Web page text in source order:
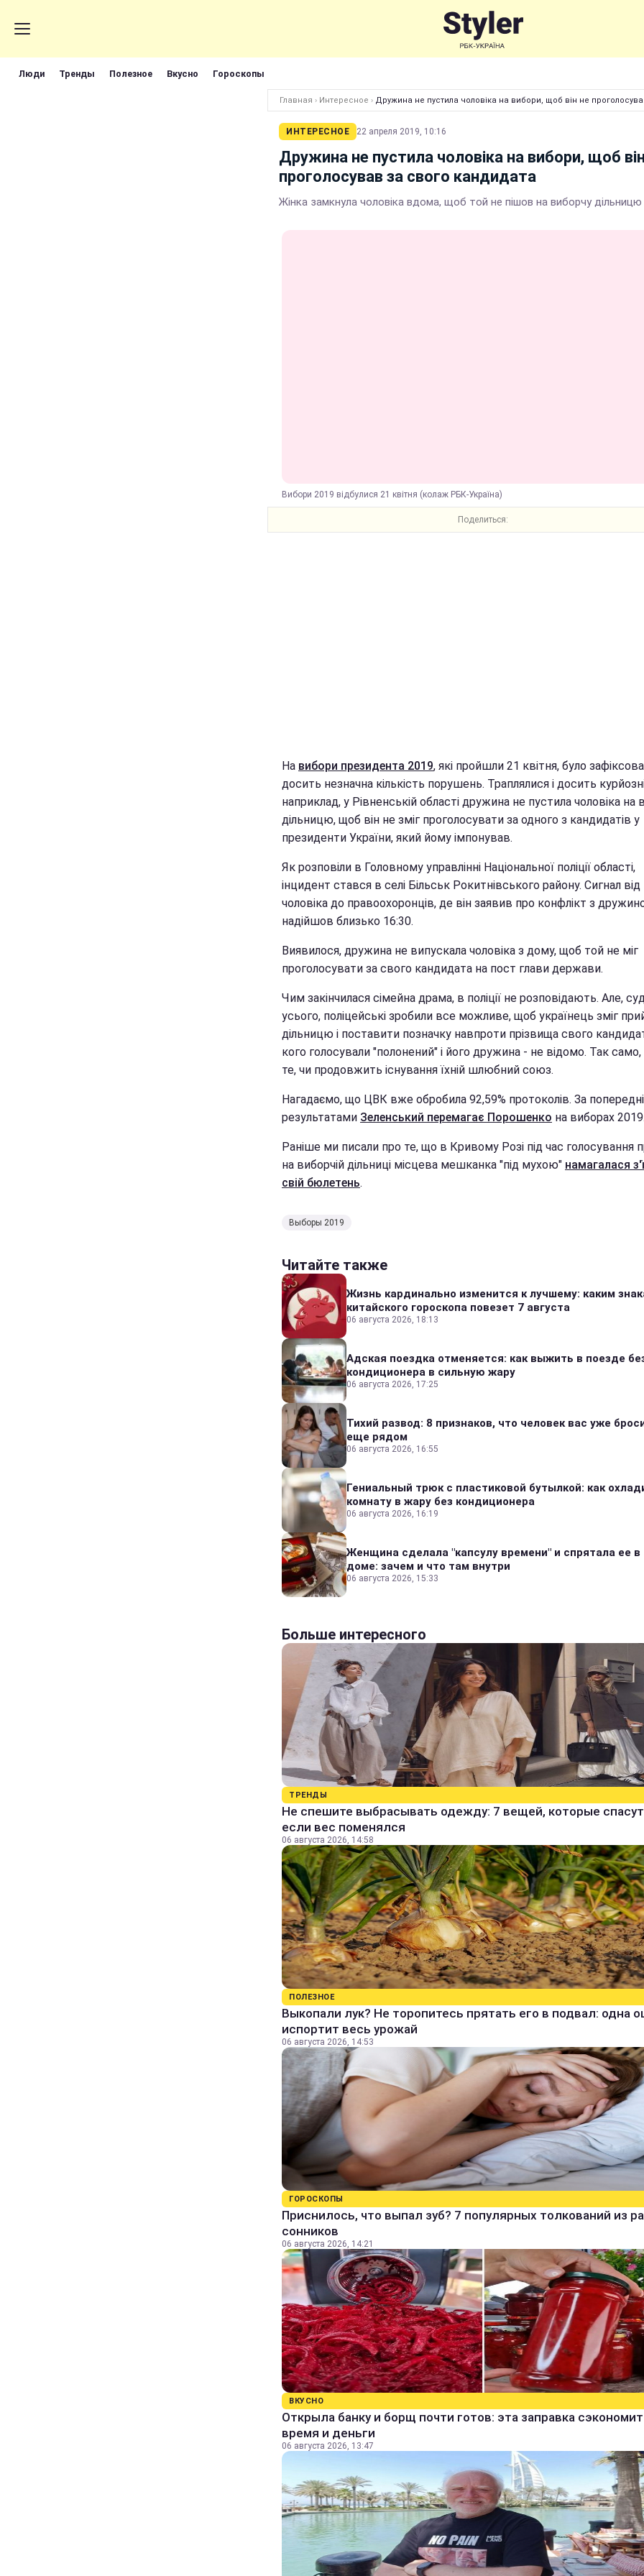
Люди Тренды Полезное Вкусно Гороскопы
Главная › Интересное › Дружина не пустила чоловіка на вибори, щоб він не
ИНТЕРЕСНОЕ 22 апреля 2019, 10:16
Дружина не пустила чоловіка на вибори, щоб
проголосував за свого кандидата
Жінка замкнула чоловіка вдома, щоб той не пішов на виборчу дільницю
Вибори 2019 відбулися 21 квітня (колаж РБК-Україна)
Поделиться:
На вибори президента 2019, які пройшли 21 квітня, було
досить незначна кількість порушень. Траплялися і досить
наприклад, у Рівненській області дружина не пустила чоловіка на
дільницю, щоб він не зміг проголосувати за одного з кандидатів у
президенти України, який йому імпонував.
Як розповіли в Головному управлінні Національної поліції області,
інцидент стався в селі Більськ Рокитнівського району. Сигнал від
чоловіка до правоохоронців, де він заявив про конфлікт з
надійшов близько 16:30.
Виявилося, дружина не випускала чоловіка з дому, щоб той не міг
проголосувати за свого кандидата на пост глави держави.
Чим закінчилася сімейна драма, в поліції не розповідають. Але,
усього, поліцейські зробили все можливе, щоб українець зміг
дільницю і поставити позначку навпроти прізвища свого
кого голосували "полонений" і його дружина - не відомо. Так само,
те, чи продовжить існування їхній шлюбний союз.
Нагадаємо, що ЦВК вже обробила 92,59% протоколів. За
результатами Зеленський перемагає Порошенко на виборах
Раніше ми писали про те, що в Кривому Розі під час голосування
на виборчій дільниці місцева мешканка "під мухою" намагалася
свій бюлетень.
Выборы 2019
Читайте также
Жизнь кардинально изменится к лучшему: каким
китайского гороскопа повезет 7 августа
06 августа 2026, 18:13
Адская поездка отменяется: как выжить в поезде
кондиционера в сильную жару
06 августа 2026, 17:25
Тихий развод: 8 признаков, что человек вас уже
еще рядом
06 августа 2026, 16:55
Гениальный трюк с пластиковой бутылкой: как
комнату в жару без кондиционера
06 августа 2026, 16:19
Женщина сделала "капсулу времени" и спрятала ее в
доме: зачем и что там внутри
06 августа 2026, 15:33
Больше интересного
ТРЕНДЫ
Не спешите выбрасывать одежду: 7 вещей, которые
если вес поменялся
06 августа 2026, 14:58
ПОЛЕЗНОЕ
Выкопали лук? Не торопитесь прятать его в подвал: одна
испортит весь урожай
06 августа 2026, 14:53
ГОРОСКОПЫ
Приснилось, что выпал зуб? 7 популярных толкований из
сонников
06 августа 2026, 14:21
ВКУСНО
Открыла банку и борщ почти готов: эта заправка
время и деньги
06 августа 2026, 13:47